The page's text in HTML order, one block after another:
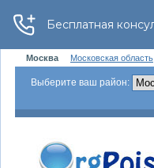
Москва Московская область
Выберите ваш район: